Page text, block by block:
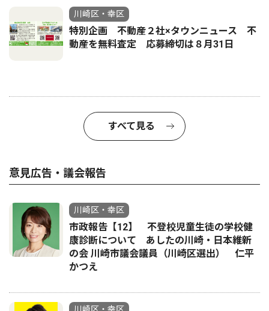
川崎区・幸区
特別企画 不動産２社×タウンニュース 不
動産を無料査定 応募締切は８月31日
すべて見る
意見広告・議会報告
川崎区・幸区
市政報告【12】 不登校児童生徒の学校健
康診断について あしたの川崎・日本維新
の会 川崎市議会議員（川崎区選出） 仁平
かつえ
川崎区・幸区